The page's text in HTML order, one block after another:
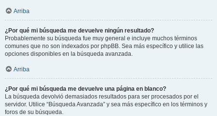
Arriba
¿Por qué mi búsqueda me devuelve ningún resultado?
Probablemente su búsqueda fue muy general e incluye muchos términos
comunes que no son indexados por phpBB. Sea más específico y utilice las
opciones disponibles en la búsqueda avanzada.
Arriba
¿Por qué mi búsqueda me devuelve una página en blanco?
La búsqueda devolvió demasiados resultados para ser procesados por el
servidor. Utilice “Búsqueda Avanzada” y sea más específico en los términos y
foros de su búsqueda.